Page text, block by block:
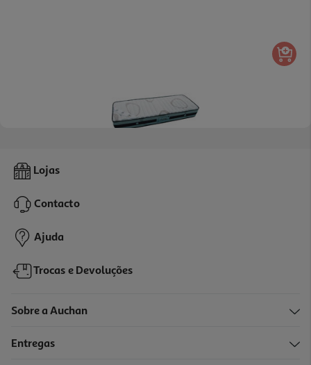
Colchão De Molas Colreis Anti-Ácaros 160x60cm
157,19 €
Lojas
Contacto
Ajuda
Trocas e Devoluções
Sobre a Auchan
Entregas